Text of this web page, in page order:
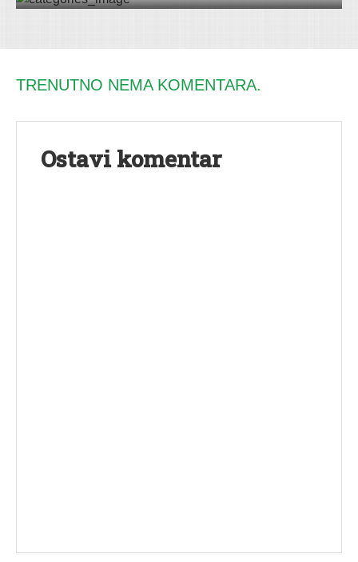
TRENUTNO NEMA KOMENTARA.
Ostavi komentar